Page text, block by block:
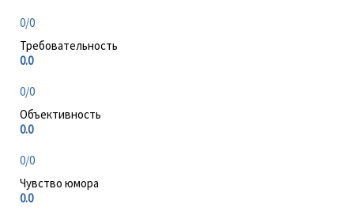
0/0
Требовательность
0.0
0/0
Объективность
0.0
0/0
Чувство юмора
0.0